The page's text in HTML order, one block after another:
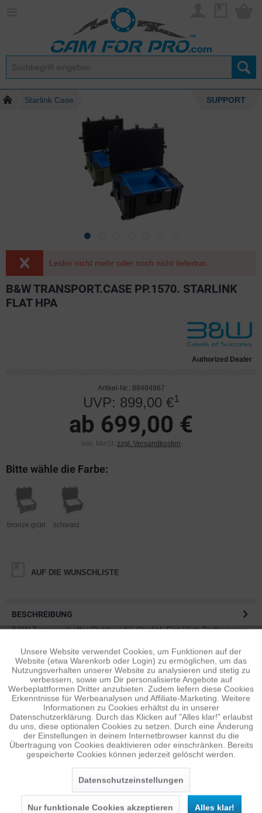
Starlink Case SUPPORT
Leider nicht mehr oder noch nicht lieferbar.
B&W TRANSPORT.CASE PP.1570. STARLINK
FLAT HPA
Authorized Dealer
Artikel-Nr.: 88484967
UVP: 899,00 €1
ab 699,00 €
inkl. MwSt. zzgl. Versandkosten
Bitte wähle die Farbe:
bronze grün schwarz
AUF DIE WUNSCHLISTE
BESCHREIBUNG
B&W Transportkoffer Outdoor für Starlink Flat High Performance
BEWERTUNGEN
0
Bewertungen lesen, schreiben und diskutieren...mehr
ÄHNLICHE ARTIKEL
Diese Artikel sind dem Produkt ähnlich ...mehr
Funktionale Aktiv
Tracking Inaktiv
Personalisierung Inaktiv
Service Inaktiv
Unsere Website verwendet Cookies, um Funktionen auf der
Website (etwa Warenkorb oder Login) zu ermöglichen, um das
Nutzungsverhalten unserer Website zu analysieren und stetig zu
verbessern, sowie um Dir personalisierte Angebote auf
Werbeplattformen Dritter anzubieten. Zudem liefern diese Cookies
Erkenntnisse für Werbeanalysen und Affiliate-Marketing. Weitere
Informationen zu Cookies erhältst du in unserer
Datenschutzerklärung. Durch das Klicken auf "Alles klar!" erlaubst
du uns, diese optionalen Cookies zu setzen. Durch eine Änderung
der Einstellungen in deinem Internetbrowser kannst du die
Übertragung von Cookies deaktivieren oder einschränken. Bereits
gespeicherte Cookies können jederzeit gelöscht werden.
Datenschutzeinstellungen
Nur funktionale Cookies akzeptieren Alles klar!